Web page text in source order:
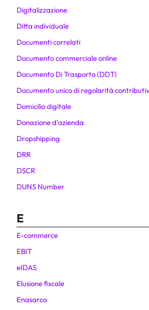
Digitalizzazione
Ditta individuale
Documenti correlati
Documento commerciale online
Documento Di Trasporto (DDT)
Documento unico di regolarità
Domicilio digitale
Donazione d’azienda
Dropshipping
DRR
DSCR
DUNS Number
E
E-commerce
EBIT
eIDAS
Elusione fiscale
Enasarco